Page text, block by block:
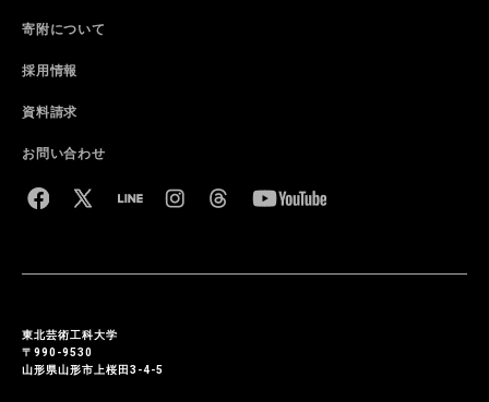
寄附について
採用情報
資料請求
お問い合わせ
東北芸術工科大学
〒990-9530
山形県山形市上桜田3-4-5